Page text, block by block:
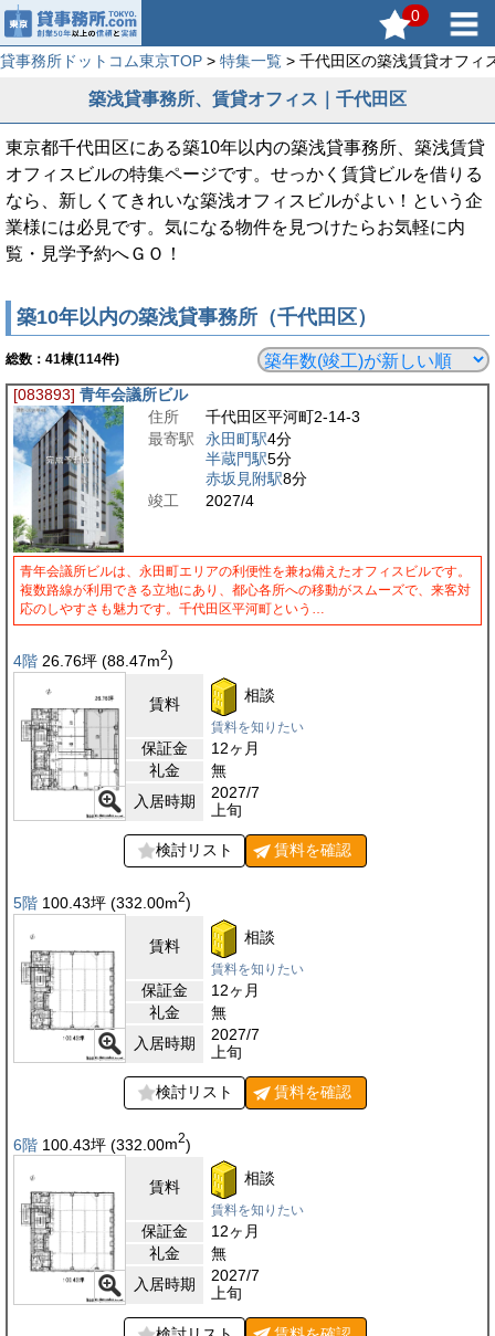
0
貸事務所ドットコム東京TOP > 特集一覧 > 千代田区の築浅賃貸オフィ
築浅貸事務所、賃貸オフィス｜千代田区
東京都千代田区にある築10年以内の築浅貸事務所、築浅賃貸
オフィスビルの特集ページです。せっかく賃貸ビルを借りる
なら、新しくてきれいな築浅オフィスビルがよい！という企
業様には必見です。気になる物件を見つけたらお気軽に内
覧・見学予約へＧＯ！
築10年以内の築浅貸事務所（千代田区）
総数： 41棟(114件)
[083893] 青年会議所ビル
住所
千代田区平河町2-14-3
最寄駅
永田町駅4分
半蔵門駅5分
赤坂見附駅8分
竣工
2027/4
青年会議所ビルは、永田町エリアの利便性を兼ね備えたオフィスビルです。
複数路線が利用できる立地にあり、都心各所への移動がスムーズで、来客対
応のしやすさも魅力です。千代田区平河町という…
4階 26.76坪 (88.47m2)
賃料 相談
賃料を知りたい
保証金
12ヶ月
礼金
無
入居時期
2027/7
上旬
検討リスト 賃料を確認
5階 100.43坪 (332.00m2)
賃料 相談
賃料を知りたい
保証金
12ヶ月
礼金
無
入居時期
2027/7
上旬
検討リスト 賃料を確認
6階 100.43坪 (332.00m2)
賃料 相談
賃料を知りたい
保証金
12ヶ月
礼金
無
入居時期
2027/7
上旬